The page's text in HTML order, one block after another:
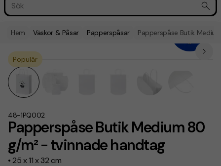
Hem Väskor & Påsar Papperspåsar Papperspåse Butik
Papperspåse Butik Medium 80
g/m² - tvinnade handtag
• 25 x 11 x 32 cm
48-1PQ002
Populär